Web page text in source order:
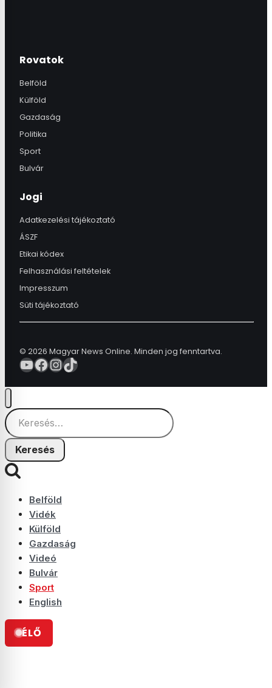
Rovatok
Belföld
Külföld
Gazdaság
Politika
Sport
Bulvár
Jogi
Adatkezelési tájékoztató
ÁSZF
Etikai kódex
Felhasználási feltételek
Impresszum
Süti tájékoztató
© 2026 Magyar News Online. Minden jog fenntartva.
YouTube
Facebook
Instagram
TikTok
Keresés:
Belföld
Vidék
Külföld
Gazdaság
Videó
Bulvár
Sport
English
ÉLŐ